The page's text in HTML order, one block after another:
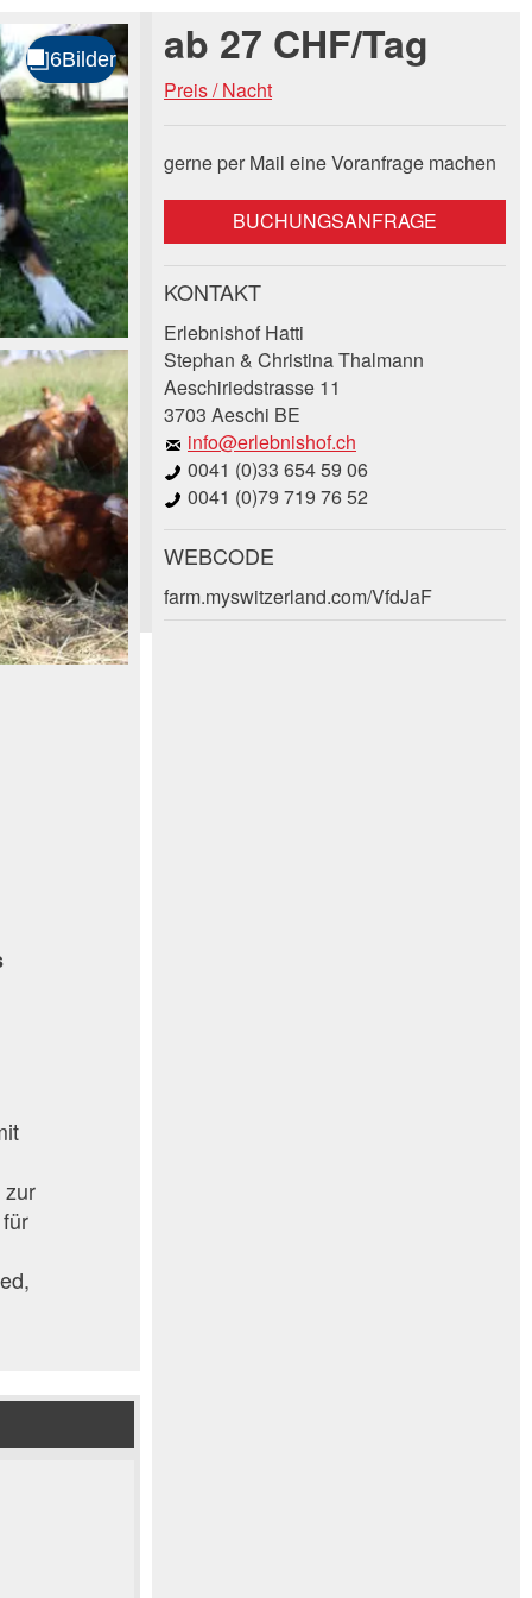
zur
ab 27 CHF/Tag
Preis / Nacht
gerne per Mail eine Voranfrage machen
BUCHUNGSANFRAGE
KONTAKT
Erlebnishof Hatti
Stephan & Christina Thalmann
Aeschiriedstrasse 11
3703 Aeschi BE
info@erlebnishof.ch
0041 (0)33 654 59 06
0041 (0)79 719 76 52
WEBCODE
farm.myswitzerland.com/VfdJaF